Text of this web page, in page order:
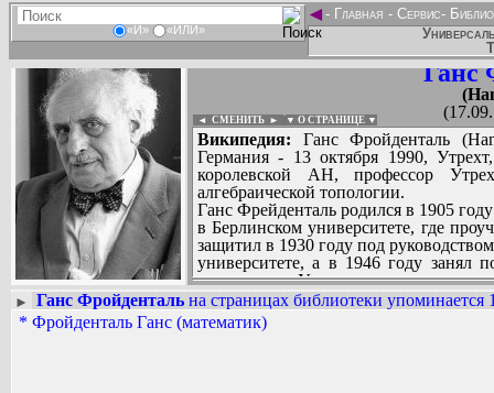
«И» «ИЛИ»
◄- Главная - Сервис-
Ганс
◄ СМЕНИТЬ ► ▼ О СТРАНИЦЕ ▼
Википедия: Ганс Фройденталь
Германия - 13 октября 1990,
королевской АН, профессор
алгебраической топологии.
Ганс Фрейденталь родился в 1905
в Берлинском университете, где
защитил в 1930 году под
университете, а в 1946 году занял
математики Утрехтского
иностранный член Королевской
университета.
В математике Г. Фройденталь
Вадим Ершов...
► Ганс Фройденталь на страницах библиотеки упоминается
* Фройденталь Ганс (математик)